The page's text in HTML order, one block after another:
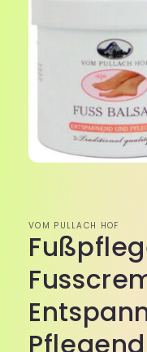
VOM PULLACH HOF